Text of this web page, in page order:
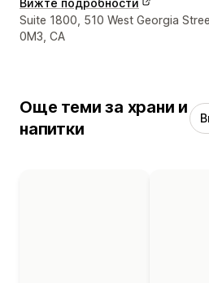
Данни за връзка с дизайнера
Suite 1800, 510 West Georgia
0M3, CA
Още теми за храни и
напитки